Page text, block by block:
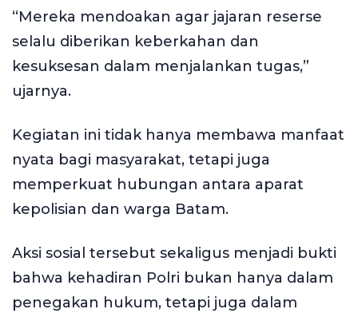
“Mereka mendoakan agar jajaran reserse
selalu diberikan keberkahan dan
kesuksesan dalam menjalankan tugas,”
ujarnya.
Kegiatan ini tidak hanya membawa manfaat
nyata bagi masyarakat, tetapi juga
memperkuat hubungan antara aparat
kepolisian dan warga Batam.
Aksi sosial tersebut sekaligus menjadi bukti
bahwa kehadiran Polri bukan hanya dalam
penegakan hukum, tetapi juga dalam